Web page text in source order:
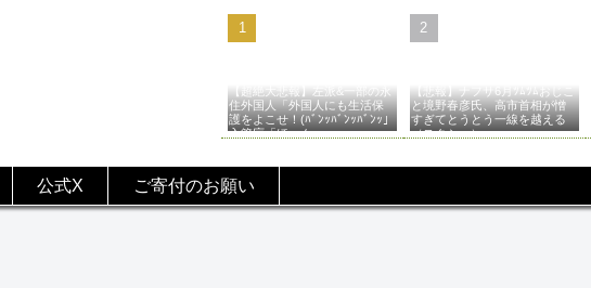
【超絶大悲報】左派&一部の永
住外国人「外国人にも生活保
護をよこせ！(ﾊﾞﾝｯﾊﾞﾝｯﾊﾞﾝｯ」
入管庁「ほーん…」→
【悲報】ナフサ6月ﾂﾑﾂﾑおじこ
と境野春彦氏、高市首相が憎
すぎてとうとう一線を越える
（スクショ）
公式X ご寄付のお願い